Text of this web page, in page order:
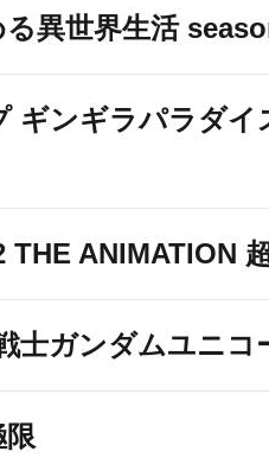
異世界生活
ギンギラパラダイ
THE ANIMATION
士ガンダムユニコ
限